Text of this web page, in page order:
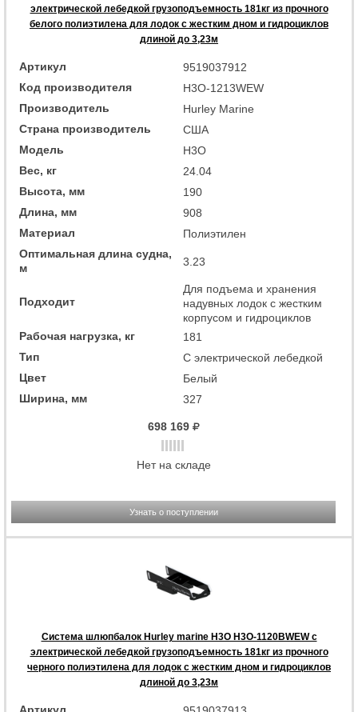
электрической лебедкой грузоподъемность 181кг из прочного
белого полиэтилена для лодок с жестким дном и гидроциклов
длиной до 3,23м
Артикул
9519037912
Код производителя
H3O-1213WEW
Производитель
Hurley Marine
Страна производитель
США
Модель
H3O
Вес, кг
24.04
Высота, мм
190
Длина, мм
908
Материал
Полиэтилен
Оптимальная длина судна,
м
3.23
Подходит
Для подъема и хранения
надувных лодок с жестким
корпусом и гидроциклов
Рабочая нагрузка, кг
181
Тип
С электрической лебедкой
Цвет
Белый
Ширина, мм
327
698 169
Нет на складе
Узнать о поступлении
Система шлюпбалок Hurley marine H3O H3O-1120BWEW с
электрической лебедкой грузоподъемность 181кг из прочного
черного полиэтилена для лодок с жестким дном и гидроциклов
длиной до 3,23м